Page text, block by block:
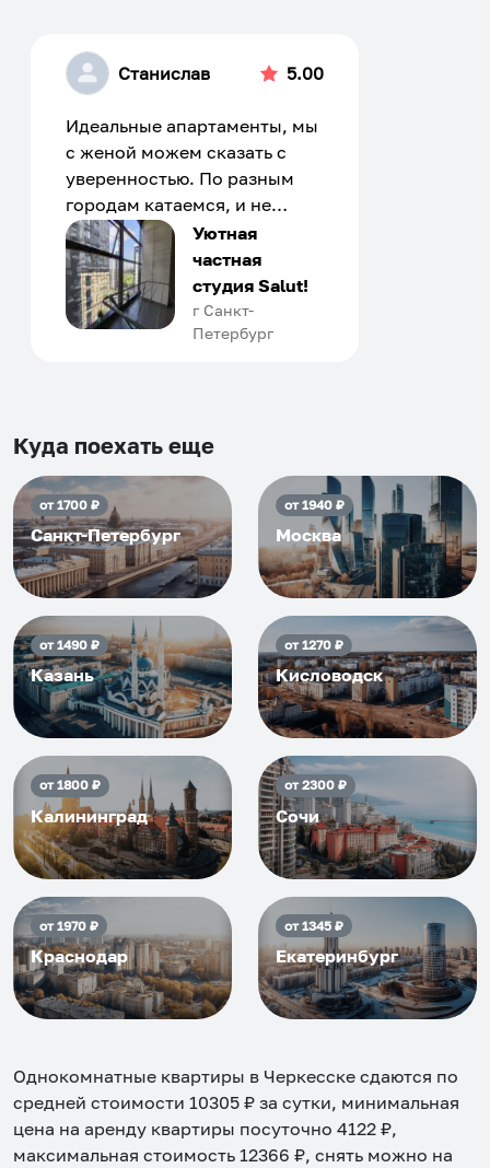
Станислав 5.00
Идеальные апартаменты, мы
с женой можем сказать с
уверенностью. По разным
городам катаемся, и не
только в России. Сервис на
отличном уровне. Хозяин
апартаментов доброй души
человек, всегда можно
договориться, подскажет
приезжать еще...
Уютная
частная
студия Salut!
г Санкт-
Петербург
Куда поехать еще
от1700₽
Санкт-Петербург
от1940₽
Москва
от1490₽
Казань
от1270₽
Кисловодск
от1800₽
Калининград
от2300₽
Сочи
от1970₽
Краснодар
от1345₽
Екатеринбург
Однокомнатные квартиры в Черкесске сдаются по
средней стоимости 10305 ₽ за сутки, минимальная
цена на аренду квартиры посуточно 4122 ₽,
максимальная стоимость 12366 ₽, снять можно на